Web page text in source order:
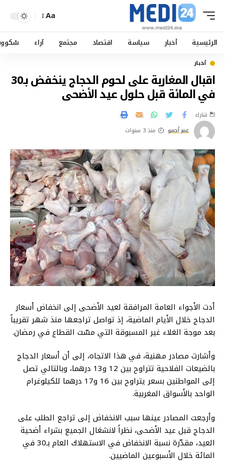
Aa
الرئيسية أخبار سياسة اقتصاد مجتمع آراء
أخبار
اقبال المغاربة على لحوم الدجاج ينخفض بـ30
في المائة قبل حلول عيد الأضحى‬
عمر أحمو منذ 3 سنوات
شارك
أدت الأجواء العامة المرافقة لعيد الأضحى إلى انخفاض أسعار
الدجاج خلال الأيام الماضية، إذ تواصل تراجعها منذ شهر تقريباً
بعد موجة الغلاء غير المسبوقة التي مسّت القطاع في رمضان.
وأشارت مصادر مهنية، في هذا الاتجاه، إلى أن أسعار الدجاج
بالضيعات الفلاحية تتراوح بين 12 و13 درهما، وبالتالي تصل
إلى المواطنين بسعر يتراوح بين 16 و17 درهما للكيلوغرام
الواحد بالأسواق المغربية.
وأرجعت المصادر عينها سبب الانخفاض إلى تراجع الطلب على
الدجاج قبل عيد الأضحى، نظراً لانشغال الجميع بشراء أضحية
العيد، مقدّرة نسبة الانخفاض في الاستهلاك العام بـ30 في
المائة خلال الأسبوعين الماضيين.